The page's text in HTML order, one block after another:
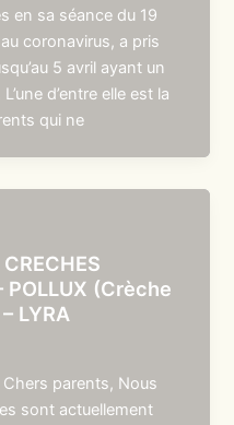
en sa séance du 19
coronavirus, a pris
5 avril ayant un
d’entre elle est la
qui ne
POLLUX (Crèche
LYRA
parents, Nous
sont actuellement